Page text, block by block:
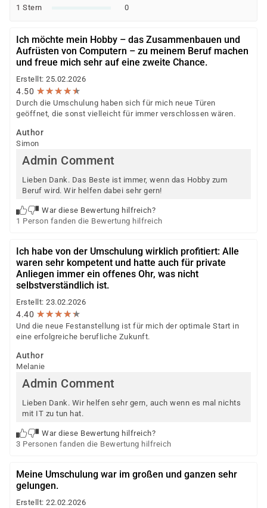
Arbeit)
Europäischer Sozialfonds (ESF)
Weitere öffentliche oder private Kostenträger
Ob eine Förderung oder Kostenübernahme möglich ist,
entscheidet der jeweilige Kostenträger nach einer
individuellen Prüfung Ihrer persönlichen
Voraussetzungen und Förderfähigkeit.
1 Stern 0
Ich möchte mein Hobby – das Zusammenbauen und
Aufrüsten von Computern – zu meinem Beruf machen
und freue mich sehr auf eine zweite Chance.
Erstellt: 25.02.2026
4.50 ★★★★★
★★★★★
Durch die Umschulung haben sich für mich neue Türen
geöffnet, die sonst vielleicht für immer verschlossen wären.
Author
Simon
Admin Comment
Lieben Dank. Das Beste ist immer, wenn das Hobby zum
Beruf wird. Wir helfen dabei sehr gern!
War diese Bewertung hilfreich?
1 Person fanden die Bewertung hilfreich
Ich habe von der Umschulung wirklich profitiert: Alle
waren sehr kompetent und hatte auch für private
Anliegen immer ein offenes Ohr, was nicht
selbstverständlich ist.
Erstellt: 23.02.2026
4.40 ★★★★★
★★★★★
Und die neue Festanstellung ist für mich der optimale Start in
eine erfolgreiche berufliche Zukunft.
Author
Melanie
Admin Comment
Lieben Dank. Wir helfen sehr gern, auch wenn es mal nichts
mit IT zu tun hat.
War diese Bewertung hilfreich?
3 Personen fanden die Bewertung hilfreich
Meine Umschulung war im großen und ganzen sehr
gelungen.
Erstellt: 22.02.2026